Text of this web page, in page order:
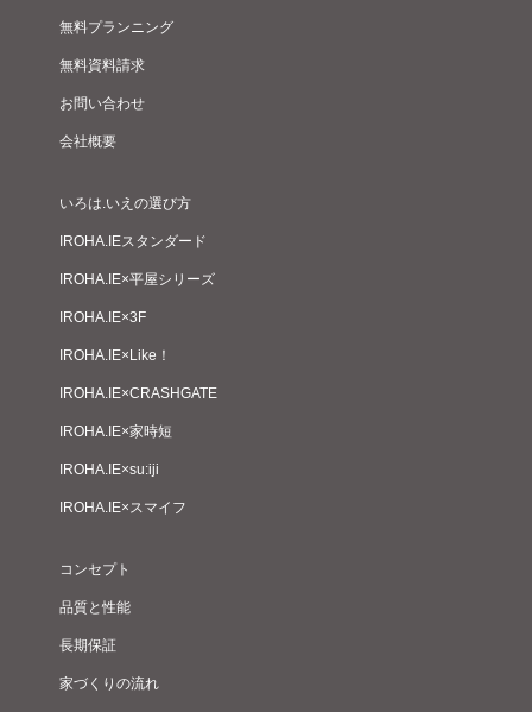
無料プランニング
無料資料請求
お問い合わせ
会社概要
いろは.いえの選び方
IROHA.IEスタンダード
IROHA.IE×平屋シリーズ
IROHA.IE×3F
IROHA.IE×Like！
IROHA.IE×CRASHGATE
IROHA.IE×家時短
IROHA.IE×su:iji
IROHA.IE×スマイフ
コンセプト
品質と性能
長期保証
家づくりの流れ